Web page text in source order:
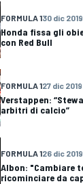
FORMULA 130 dic 2019
Honda fissa gli
con Red Bull
FORMULA 127 dic 2019
Verstappen:
arbitri di calcio”
FORMULA 126 dic 2019
Albon: "Cambiare
ricominciare da